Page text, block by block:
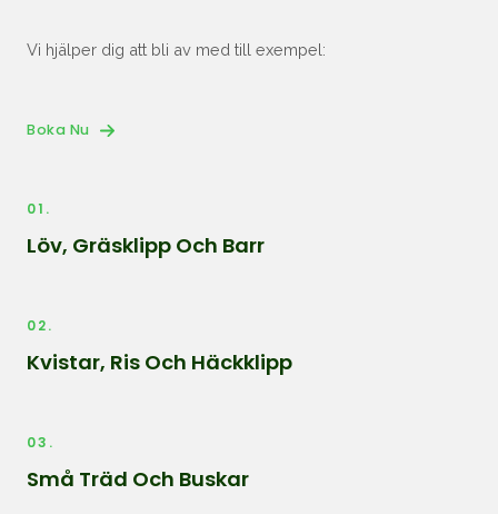
Vi hjälper dig att bli av med till exempel:
Boka Nu
01.
Löv, Gräsklipp Och Barr
02.
Kvistar, Ris Och Häckklipp
03.
Små Träd Och Buskar